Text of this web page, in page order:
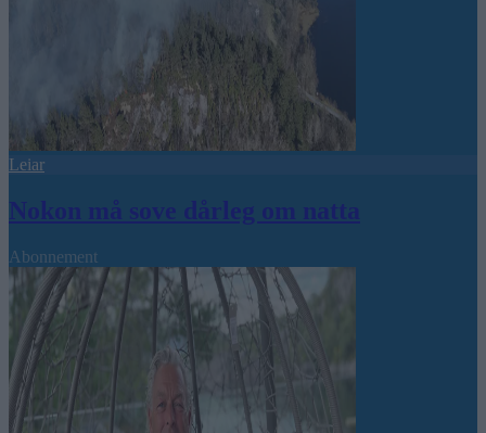
Leiar
Nokon må sove dårleg om natta
Abonnement